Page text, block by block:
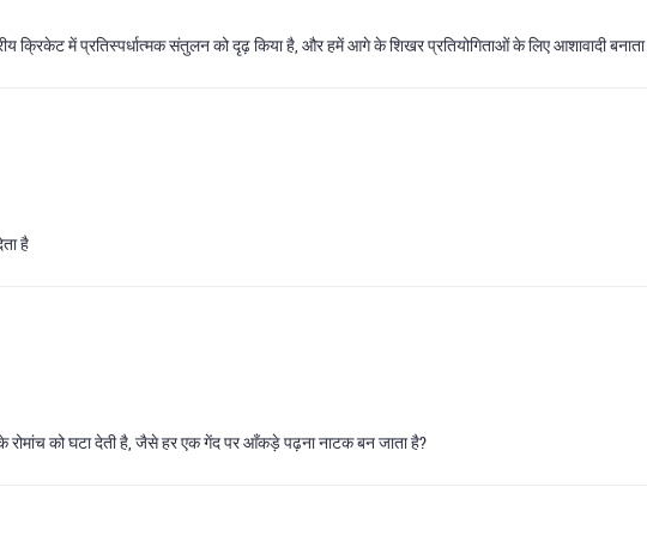
क्रिकेट में प्रतिस्पर्धात्मक संतुलन को दृढ़ किया है, और हमें आगे के शिखर प्रतियोगिताओं के लिए आशावादी
है
रोमांच को घटा देती है, जैसे हर एक गेंद पर आँकड़े पढ़ना नाटक बन जाता है?